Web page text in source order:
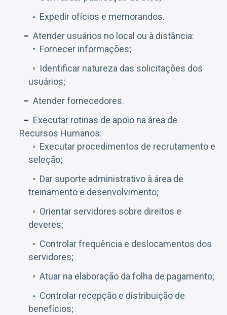
Expedir ofícios e memorandos.
Atender usuários no local ou à distância:
Fornecer informações;
Identificar natureza das solicitações dos
usuários;
Atender fornecedores.
Executar rotinas de apoio na área de
Recursos Humanos:
Executar procedimentos de recrutamento e
seleção;
Dar suporte administrativo à área de
treinamento e desenvolvimento;
Orientar servidores sobre direitos e
deveres;
Controlar frequência e deslocamentos dos
servidores;
Atuar na elaboração da folha de pagamento;
Controlar recepção e distribuição de
benefícios;